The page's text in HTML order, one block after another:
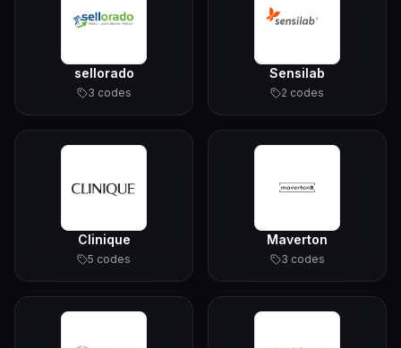
sellorado
3 codes
Sensilab
2 codes
Clinique
5 codes
Maverton
3 codes